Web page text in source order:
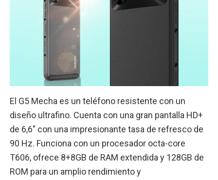
El G5 Mecha es un teléfono resistente con un
diseño ultrafino. Cuenta con una gran pantalla HD+
de 6,6″ con una impresionante tasa de refresco de
90 Hz. Funciona con un procesador octa-core
T606, ofrece 8+8GB de RAM extendida y 128GB de
ROM para un amplio rendimiento y